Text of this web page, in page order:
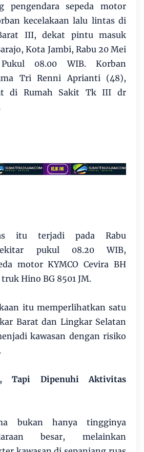
pengendara sepeda motor
kecelakaan lalu lintas di
III, dekat pintu masuk
Kota Jambi, Rabu 20 Mei
08.00 WIB. Korban
Tri Renni Aprianti (48),
di Rumah Sakit Tk III dr
itu terjadi pada Rabu
pukul 08.20 WIB,
motor KYMCO Cevira BH
Hino BG 8501 JM.
itu memperlihatkan satu
Barat dan Lingkar Selatan
kawasan dengan risiko
Tapi Dipenuhi Aktivitas
bukan hanya tingginya
besar, melainkan